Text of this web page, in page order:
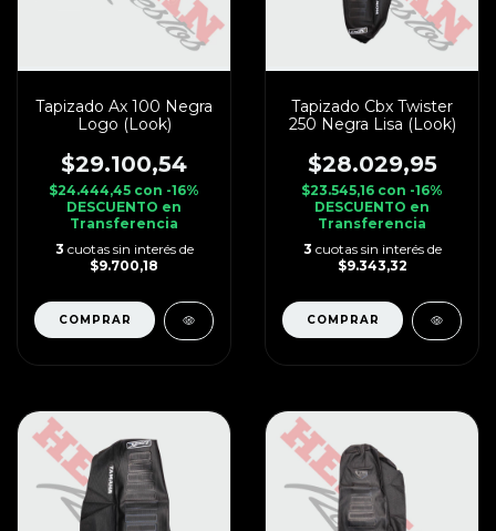
Tapizado Ax 100 Negra
Logo (Look)
$29.100,54
$24.444,45 con -16%
DESCUENTO en
Transferencia
3 cuotas sin interés de
$9.700,18
Tapizado Cbx Twister
250 Negra Lisa (Look)
$28.029,95
$23.545,16 con -16%
DESCUENTO en
Transferencia
3 cuotas sin interés de
$9.343,32